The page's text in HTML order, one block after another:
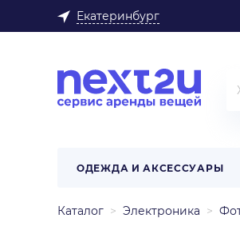
Екатеринбург
ОДЕЖДА И АКСЕССУАРЫ
Каталог Электроника